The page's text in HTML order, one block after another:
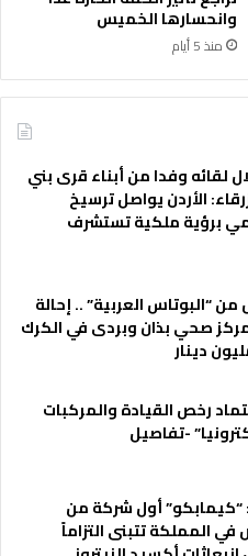
وانحسارها الخميس
منذ 5 أيام
لقائه وفدا من أبناء قرى بني
الأردن يواصل ترسيخ
برؤية ملكية تستشرف
“البوتاس العربية” .. إحالة
صحي بذان وبردى في الكرك
رخص القيادة والمركبات
-تفاصيل
أول شركة من
في المملكة تتبنى التزاماً